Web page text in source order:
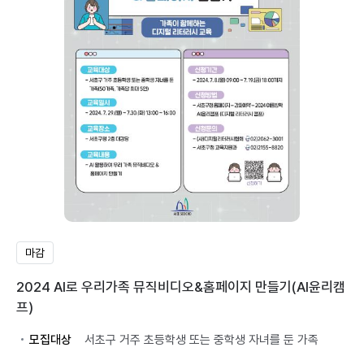
마감
2024 AI로 우리가족 뮤직비디오&홈페이지 만들기(AI윤리캠
프)
모집대상
서초구 거주 초등학생 또는 중학생 자녀를 둔 가족